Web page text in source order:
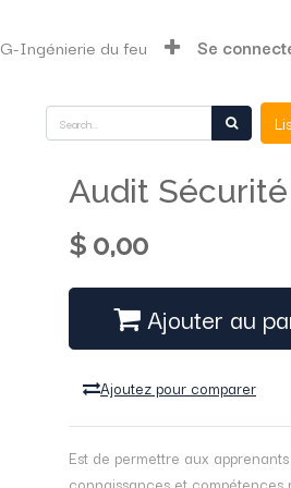
G-Ingénierie du feu Se
Audit Sécurité
$ 0,00
Ajouter au
Ajoutez pour comparer
Est de permettre aux